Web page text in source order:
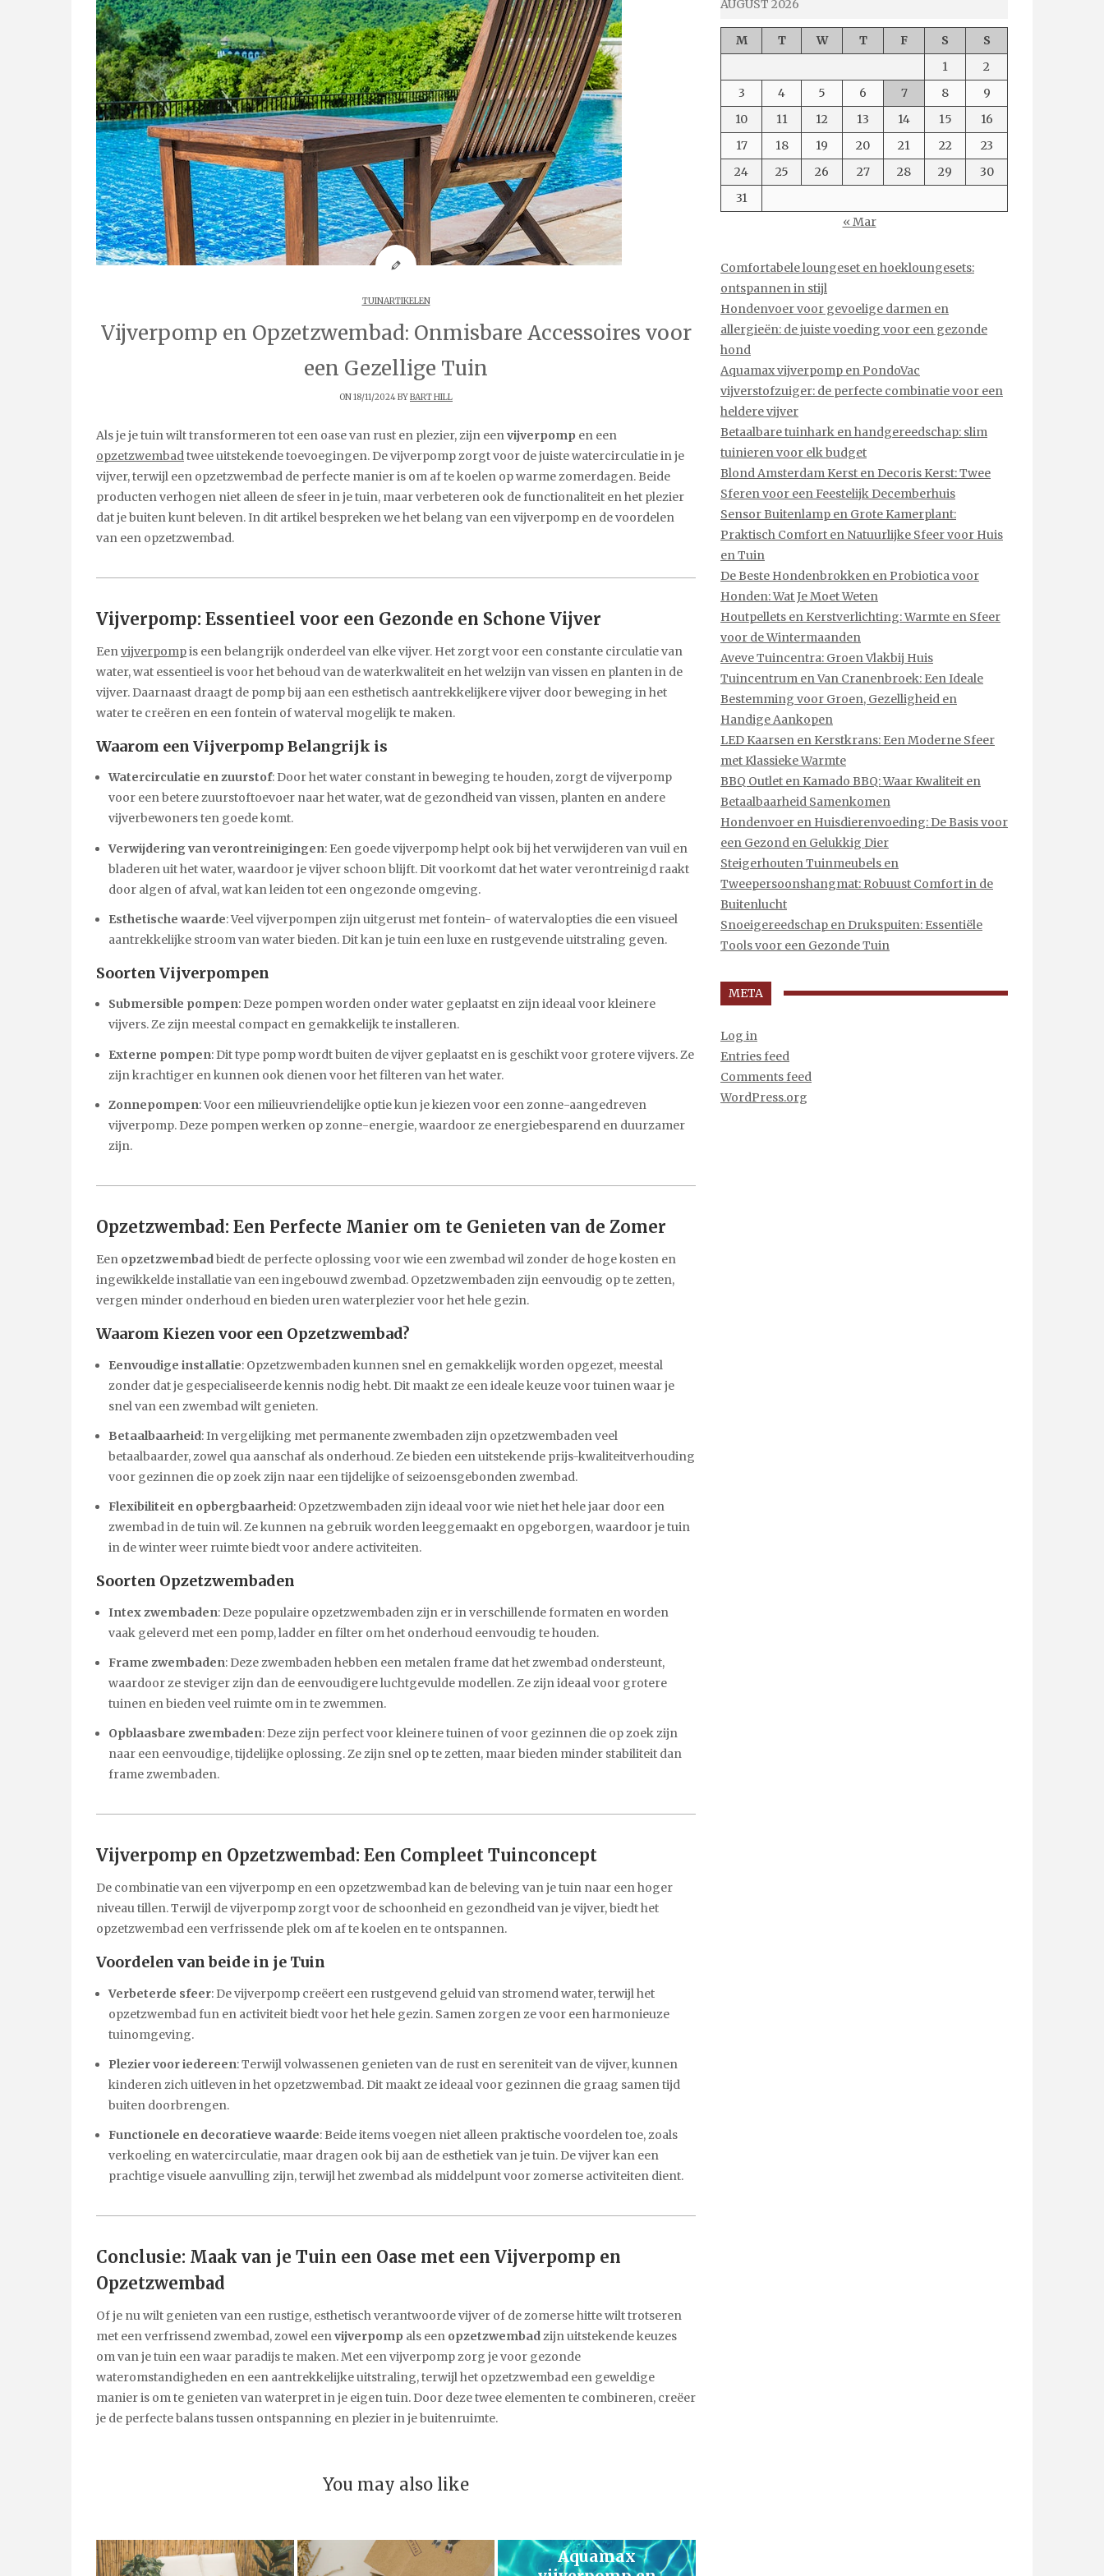
TUINARTIKELEN
Vijverpomp en Opzetzwembad: Onmisbare Accessoires voor
een Gezellige Tuin
ON 18/11/2024 BYBART HILL
Als je je tuin wilt transformeren tot een oase van rust en plezier, zijn eenvijverpomp en een
opzetzwembadtwee uitstekende toevoegingen. De vijverpomp zorgt voor de juiste watercirculatie in je
vijver, terwijl een opzetzwembad de perfecte manier is om af te koelen op warme zomerdagen. Beide
producten verhogen niet alleen de sfeer in je tuin, maar verbeteren ook de functionaliteit en het plezier
dat je buiten kunt beleven. In dit artikel bespreken we het belang van een vijverpomp en de voordelen
van een opzetzwembad.
Vijverpomp: Essentieel voor een Gezonde en Schone Vijver
Eenvijverpompis een belangrijk onderdeel van elke vijver. Het zorgt voor een constante circulatie van
water, wat essentieel is voor het behoud van de waterkwaliteit en het welzijn van vissen en planten in de
vijver. Daarnaast draagt de pomp bij aan een esthetisch aantrekkelijkere vijver door beweging in het
water te creëren en een fontein of waterval mogelijk te maken.
Waarom een Vijverpomp Belangrijk is
Watercirculatie en zuurstof: Door het water constant in beweging te houden, zorgt de vijverpomp
voor een betere zuurstoftoevoer naar het water, wat de gezondheid van vissen, planten en andere
vijverbewoners ten goede komt.
Verwijdering van verontreinigingen: Een goede vijverpomp helpt ook bij het verwijderen van vuil en
bladeren uit het water, waardoor je vijver schoon blijft. Dit voorkomt dat het water verontreinigd raakt
door algen of afval, wat kan leiden tot een ongezonde omgeving.
Esthetische waarde: Veel vijverpompen zijn uitgerust met fontein- of watervalopties die een visueel
aantrekkelijke stroom van water bieden. Dit kan je tuin een luxe en rustgevende uitstraling geven.
Soorten Vijverpompen
Submersible pompen: Deze pompen worden onder water geplaatst en zijn ideaal voor kleinere
vijvers. Ze zijn meestal compact en gemakkelijk te installeren.
Externe pompen: Dit type pomp wordt buiten de vijver geplaatst en is geschikt voor grotere vijvers. Ze
zijn krachtiger en kunnen ook dienen voor het filteren van het water.
Zonnepompen: Voor een milieuvriendelijke optie kun je kiezen voor een zonne-aangedreven
vijverpomp. Deze pompen werken op zonne-energie, waardoor ze energiebesparend en duurzamer
zijn.
Opzetzwembad: Een Perfecte Manier om te Genieten van de Zomer
Een opzetzwembadbiedt de perfecte oplossing voor wie een zwembad wil zonder de hoge kosten en
ingewikkelde installatie van een ingebouwd zwembad. Opzetzwembaden zijn eenvoudig op te zetten,
vergen minder onderhoud en bieden uren waterplezier voor het hele gezin.
Waarom Kiezen voor een Opzetzwembad?
Eenvoudige installatie: Opzetzwembaden kunnen snel en gemakkelijk worden opgezet, meestal
zonder dat je gespecialiseerde kennis nodig hebt. Dit maakt ze een ideale keuze voor tuinen waar je
snel van een zwembad wilt genieten.
Betaalbaarheid: In vergelijking met permanente zwembaden zijn opzetzwembaden veel
betaalbaarder, zowel qua aanschaf als onderhoud. Ze bieden een uitstekende prijs-kwaliteitverhouding
voor gezinnen die op zoek zijn naar een tijdelijke of seizoensgebonden zwembad.
Flexibiliteit en opbergbaarheid: Opzetzwembaden zijn ideaal voor wie niet het hele jaar door een
zwembad in de tuin wil. Ze kunnen na gebruik worden leeggemaakt en opgeborgen, waardoor je tuin
in de winter weer ruimte biedt voor andere activiteiten.
Soorten Opzetzwembaden
Intex zwembaden: Deze populaire opzetzwembaden zijn er in verschillende formaten en worden
vaak geleverd met een pomp, ladder en filter om het onderhoud eenvoudig te houden.
Frame zwembaden: Deze zwembaden hebben een metalen frame dat het zwembad ondersteunt,
waardoor ze steviger zijn dan de eenvoudigere luchtgevulde modellen. Ze zijn ideaal voor grotere
tuinen en bieden veel ruimte om in te zwemmen.
Opblaasbare zwembaden: Deze zijn perfect voor kleinere tuinen of voor gezinnen die op zoek zijn
naar een eenvoudige, tijdelijke oplossing. Ze zijn snel op te zetten, maar bieden minder stabiliteit dan
frame zwembaden.
Vijverpomp en Opzetzwembad: Een Compleet Tuinconcept
De combinatie van een vijverpomp en een opzetzwembad kan de beleving van je tuin naar een hoger
niveau tillen. Terwijl de vijverpomp zorgt voor de schoonheid en gezondheid van je vijver, biedt het
opzetzwembad een verfrissende plek om af te koelen en te ontspannen.
Voordelen van beide in je Tuin
Verbeterde sfeer: De vijverpomp creëert een rustgevend geluid van stromend water, terwijl het
opzetzwembad fun en activiteit biedt voor het hele gezin. Samen zorgen ze voor een harmonieuze
tuinomgeving.
Plezier voor iedereen: Terwijl volwassenen genieten van de rust en sereniteit van de vijver, kunnen
kinderen zich uitleven in het opzetzwembad. Dit maakt ze ideaal voor gezinnen die graag samen tijd
buiten doorbrengen.
Functionele en decoratieve waarde: Beide items voegen niet alleen praktische voordelen toe, zoals
verkoeling en watercirculatie, maar dragen ook bij aan de esthetiek van je tuin. De vijver kan een
prachtige visuele aanvulling zijn, terwijl het zwembad als middelpunt voor zomerse activiteiten dient.
Conclusie: Maak van je Tuin een Oase met een Vijverpomp en
Opzetzwembad
Of je nu wilt genieten van een rustige, esthetisch verantwoorde vijver of de zomerse hitte wilt trotseren
met een verfrissend zwembad, zowel eenvijverpomp als een opzetzwembadzijn uitstekende keuzes
om van je tuin een waar paradijs te maken. Met een vijverpomp zorg je voor gezonde
wateromstandigheden en een aantrekkelijke uitstraling, terwijl het opzetzwembad een geweldige
manier is om te genieten van waterpret in je eigen tuin. Door deze twee elementen te combineren, creëer
je de perfecte balans tussen ontspanning en plezier in je buitenruimte.
You may also like
Aquamax
AUGUST 2026
M T W T F S
S
1
2
3
4 5 6 7 8
9
10
11 12 13 14 15
16
17
18 19 20 21 22
23
24
25 26 27 28 29
30
31
« Mar
Comfortabele loungeset en hoekloungesets:
ontspannen in stijl
Hondenvoer voor gevoelige darmen en
allergieën: de juiste voeding voor een gezonde
hond
Aquamax vijverpomp en PondoVac
vijverstofzuiger: de perfecte combinatie voor een
heldere vijver
Betaalbare tuinhark en handgereedschap: slim
tuinieren voor elk budget
Blond Amsterdam Kerst en Decoris Kerst: Twee
Sferen voor een Feestelijk Decemberhuis
Sensor Buitenlamp en Grote Kamerplant:
Praktisch Comfort en Natuurlijke Sfeer voor Huis
en Tuin
De Beste Hondenbrokken en Probiotica voor
Honden: Wat Je Moet Weten
Houtpellets en Kerstverlichting: Warmte en Sfeer
voor de Wintermaanden
Aveve Tuincentra: Groen Vlakbij Huis
Tuincentrum en Van Cranenbroek: Een Ideale
Bestemming voor Groen, Gezelligheid en
Handige Aankopen
LED Kaarsen en Kerstkrans: Een Moderne Sfeer
met Klassieke Warmte
BBQ Outlet en Kamado BBQ: Waar Kwaliteit en
Betaalbaarheid Samenkomen
Hondenvoer en Huisdierenvoeding: De Basis voor
een Gezond en Gelukkig Dier
Steigerhouten Tuinmeubels en
Tweepersoonshangmat: Robuust Comfort in de
Buitenlucht
Snoeigereedschap en Drukspuiten: Essentiële
Tools voor een Gezonde Tuin
META
Log in
Entries feed
Comments feed
WordPress.org